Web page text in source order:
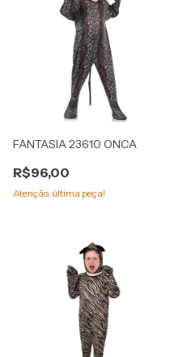
FANTASIA 23610 ONCA
R$96,00
Atenção, última peça!